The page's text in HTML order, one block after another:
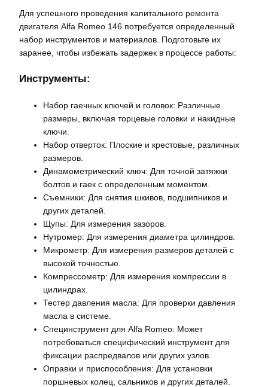
Для успешного проведения капитального ремонта
двигателя Alfa Romeo 146 потребуется определенный
набор инструментов и материалов. Подготовьте их
заранее, чтобы избежать задержек в процессе работы:
Инструменты:
Набор гаечных ключей и головок: Различные
размеры, включая торцевые головки и накидные
ключи.
Набор отверток: Плоские и крестовые, различных
размеров.
Динамометрический ключ: Для точной затяжки
болтов и гаек с определенным моментом.
Съемники: Для снятия шкивов, подшипников и
других деталей.
Щупы: Для измерения зазоров.
Нутромер: Для измерения диаметра цилиндров.
Микрометр: Для измерения размеров деталей с
высокой точностью.
Компрессометр: Для измерения компрессии в
цилиндрах.
Тестер давления масла: Для проверки давления
масла в системе.
Специнструмент для Alfa Romeo: Может
потребоваться специфический инструмент для
фиксации распредвалов или других узлов.
Оправки и приспособления: Для установки
поршневых колец, сальников и других деталей.